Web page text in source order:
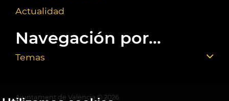
Actualidad
Navegación por...
Temas
Ajuntament de València © 2026